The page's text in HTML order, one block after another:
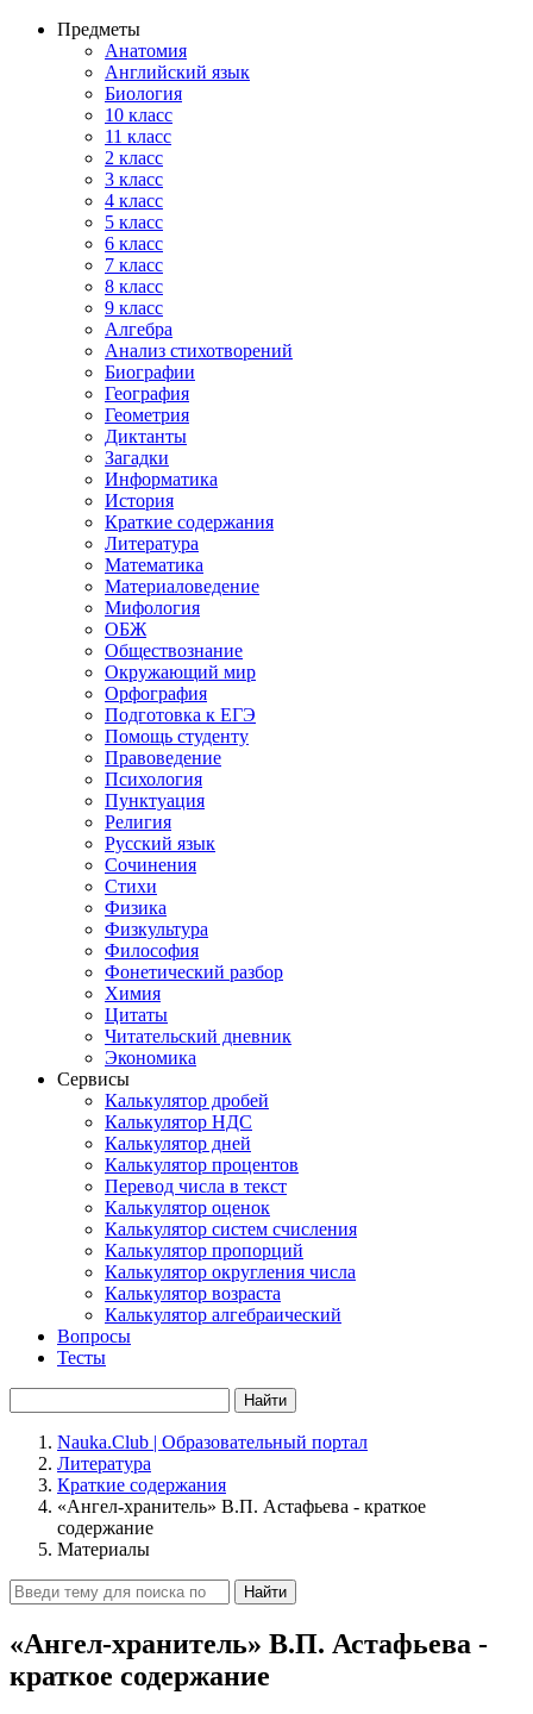
Предметы
Анатомия
Английский язык
Биология
10 класс
11 класс
2 класс
3 класс
4 класс
5 класс
6 класс
7 класс
8 класс
9 класс
Алгебра
Анализ стихотворений
Биографии
География
Геометрия
Диктанты
Загадки
Информатика
История
Краткие содержания
Литература
Математика
Материаловедение
Мифология
ОБЖ
Обществознание
Окружающий мир
Орфография
Подготовка к ЕГЭ
Помощь студенту
Правоведение
Психология
Пунктуация
Религия
Русский язык
Сочинения
Стихи
Физика
Физкультура
Философия
Фонетический разбор
Химия
Цитаты
Читательский дневник
Экономика
Сервисы
Калькулятор дробей
Калькулятор НДС
Калькулятор дней
Калькулятор процентов
Перевод числа в текст
Калькулятор оценок
Калькулятор систем счисления
Калькулятор пропорций
Калькулятор округления числа
Калькулятор возраста
Калькулятор алгебраический
Вопросы
Тесты
Найти
Nauka.Club | Образовательный портал
Литература
Краткие содержания
«Ангел-хранитель» В.П. Астафьева - краткое
содержание
Материалы
Найти
«Ангел-хранитель» В.П. Астафьева -
краткое содержание